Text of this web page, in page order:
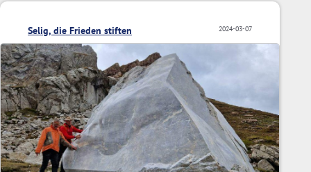
2024-03-07
Selig, die Frieden stiften